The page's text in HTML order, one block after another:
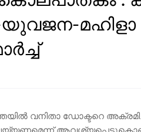
യുവജന-
വനിതാ ഡോക്ടറെ